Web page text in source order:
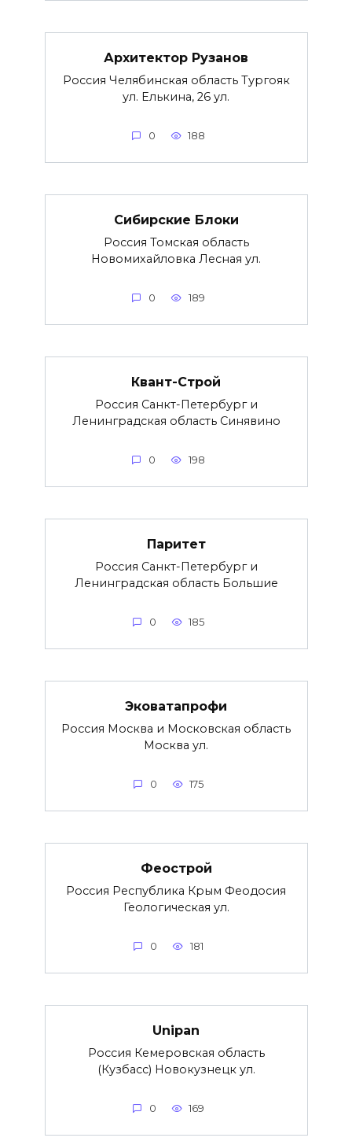
Архитектор Рузанов
Россия Челябинская область Тургояк
ул. Елькина, 26 ул.
0 188
Сибирские Блоки
Россия Томская область
Новомихайловка Лесная ул.
0 189
Квант-Строй
Россия Санкт-Петербург и
Ленинградская область Синявино
0 198
Паритет
Россия Санкт-Петербург и
Ленинградская область Большие
0 185
Эковатапрофи
Россия Москва и Московская область
Москва ул.
0 175
Феострой
Россия Республика Крым Феодосия
Геологическая ул.
0 181
Unipan
Россия Кемеровская область
(Кузбасс) Новокузнецк ул.
0 169